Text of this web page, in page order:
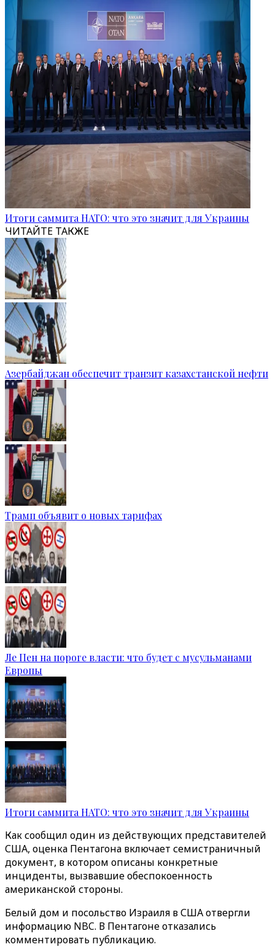
Итоги саммита НАТО: что это значит для Украины
ЧИТАЙТЕ ТАКЖЕ
Азербайджан обеспечит транзит казахстанской нефти
Трамп объявит о новых тарифах
Ле Пен на пороге власти: что будет с мусульманами
Европы
Итоги саммита НАТО: что это значит для Украины
Как сообщил один из действующих представителей
США, оценка Пентагона включает семистраничный
документ, в котором описаны конкретные
инциденты, вызвавшие обеспокоенность
американской стороны.
Белый дом и посольство Израиля в США отвергли
информацию NBC. В Пентагоне отказались
комментировать публикацию.